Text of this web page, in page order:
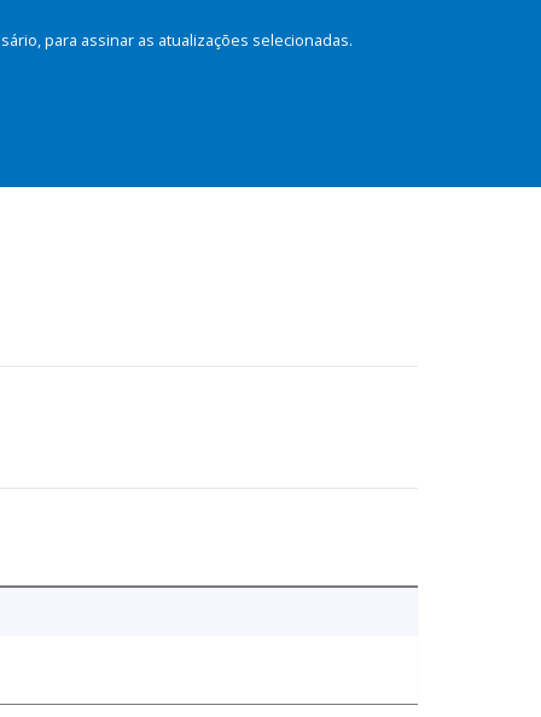
para assinar as atualizações selecionadas.